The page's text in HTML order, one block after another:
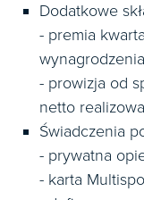
Dodatkowe
- premia
- prowizja od
netto
Świadczenia
- prywatna
- karta